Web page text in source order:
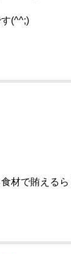
(^^;)
材で賄えるら